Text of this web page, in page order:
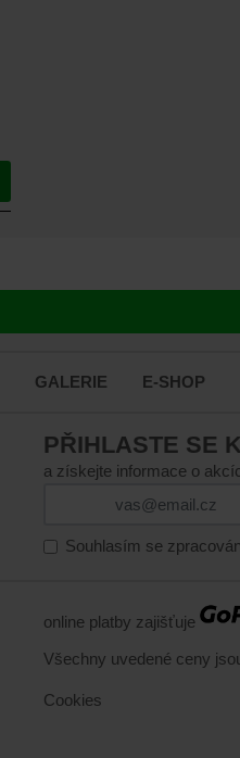
GALERIE E-SHOP
PŘIHLASTE SE
a získejte informace o
Souhlasím se
online platby zajišťuje
Všechny uvedené ceny
Cookies